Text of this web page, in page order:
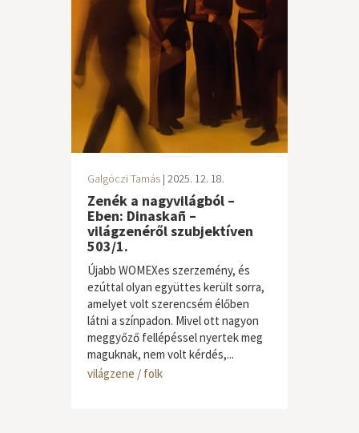
Galgóczi Tamás | 2025. 12. 18.
Zenék a nagyvilágból –
Eben: Dinaskañ –
világzenéről szubjektíven
503/1.
Újabb WOMEXes szerzemény, és
ezúttal olyan együttes került sorra,
amelyet volt szerencsém élőben
látni a színpadon. Mivel ott nagyon
meggyőző fellépéssel nyertek meg
maguknak, nem volt kérdés,...
világzene / folk